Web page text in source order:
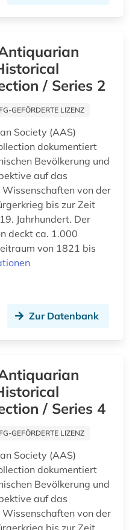
chemische ozeanographie (1)
chemische verbindungen (1)
corporate social responsibility (1)
/ Series 2
GEFÖRDERTE LIZENZ
Society (AAS)
dokumentiert
Bevölkerung und
auf das
von der
bis zur Zeit
Der
deckt ca. 1.000
von 1821 bis
Zur Datenbank
/ Series 4
GEFÖRDERTE LIZENZ
Society (AAS)
dokumentiert
Bevölkerung und
auf das
von der